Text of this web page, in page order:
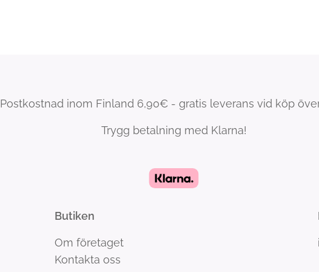
Postkostnad inom Finland 6,90€ - gratis leverans vid köp
Trygg betalning med Klarna!
Butiken
Om företaget
Kontakta oss